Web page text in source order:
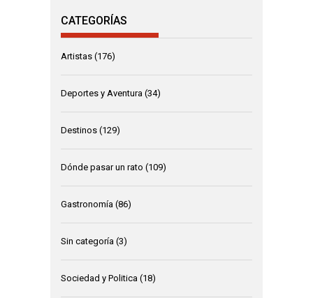
CATEGORÍAS
Artistas (176)
Deportes y Aventura (34)
Destinos (129)
Dónde pasar un rato (109)
Gastronomía (86)
Sin categoría (3)
Sociedad y Politica (18)